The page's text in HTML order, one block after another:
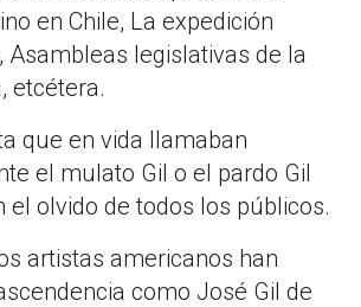
en Chile, La expedición
Asambleas legislativas de la
etcétera.
que en vida llamaban
el mulato Gil o el pardo Gil
el olvido de todos los públicos.
artistas americanos han
como José Gil de